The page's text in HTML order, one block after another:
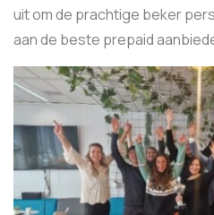
uit om de prachtige beker
aan de beste prepaid